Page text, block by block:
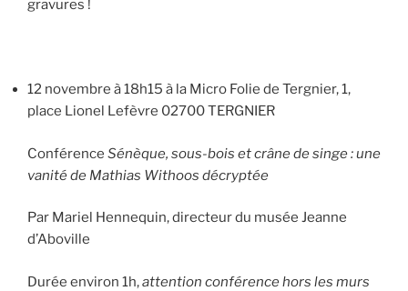
gravures !
12 novembre à 18h15 à la Micro Folie de Tergnier, 1,
place Lionel Lefèvre 02700 TERGNIER
Conférence Sénèque, sous-bois et crâne de singe : une
vanité de Mathias Withoos décryptée
Par Mariel Hennequin, directeur du musée Jeanne
d’Aboville
Durée environ 1h,attention conférence hors les murs